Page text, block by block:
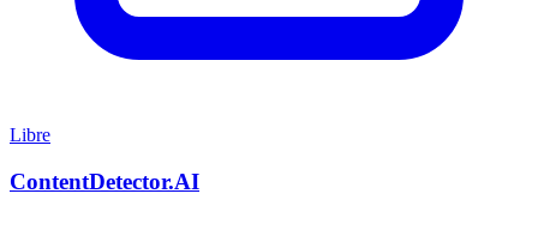
Libre
ContentDetector.AI